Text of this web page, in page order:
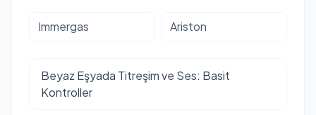
Immergas Ariston
Beyaz Eşyada Titreşim ve Ses: Basit
Kontroller